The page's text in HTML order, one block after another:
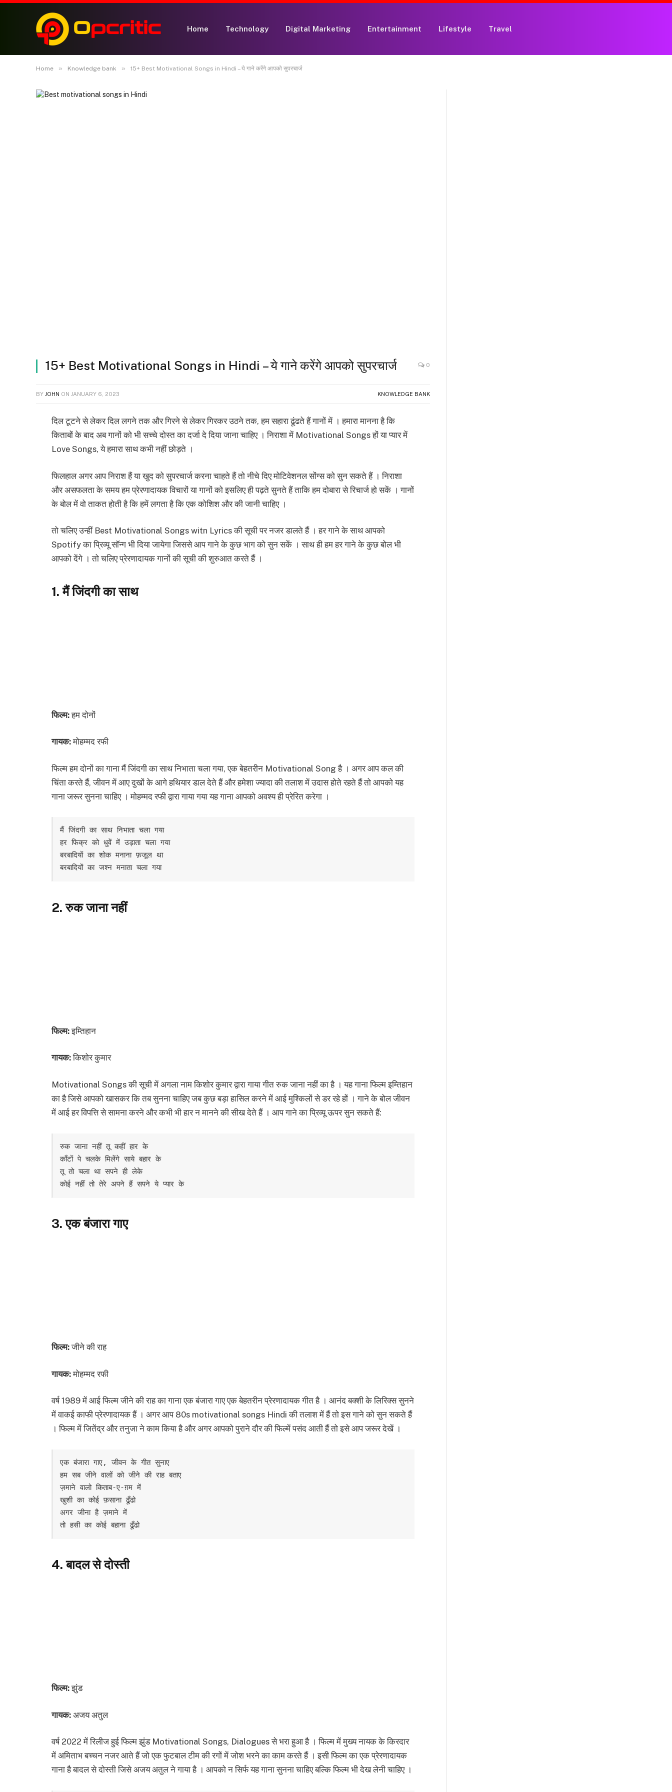
Home Technology Digital Marketing Entertainment Lifestyle Travel
Home » Knowledge bank » 15+ Best Motivational Songs in Hindi – ये गाने करेंगे आपको सुपरचार्ज
15+ Best Motivational Songs in Hindi – ये गाने करेंगे आपको सुपरचार्ज 0
BY JOHN ON JANUARY 6, 2023 KNOWLEDGE BANK
दिल टूटने से लेकर दिल लगने तक और गिरने से लेकर गिरकर उठने तक, हम सहारा ढूंढते हैं गानों में । हमारा मानना है कि
किताबों के बाद अब गानों को भी सच्चे दोस्त का दर्जा दे दिया जाना चाहिए । निराशा में Motivational Songs हों या प्यार में
Love Songs, ये हमारा साथ कभी नहीं छोड़ते ।
फिलहाल अगर आप निराश हैं या खुद को सुपरचार्ज करना चाहते हैं तो नीचे दिए मोटिवेशनल सोंग्स को सुन सकते हैं । निराशा
और असफलता के समय हम प्रेरणादायक विचारों या गानों को इसलिए ही पढ़ते सुनते हैं ताकि हम दोबारा से रिचार्ज हो सकें । गानों
के बोल में वो ताकत होती है कि हमें लगता है कि एक कोशिश और की जानी चाहिए ।
तो चलिए उन्हीं Best Motivational Songs witn Lyrics की सूची पर नजर डालते हैं । हर गाने के साथ आपको
Spotify का प्रिव्यू सॉन्ग भी दिया जायेगा जिससे आप गाने के कुछ भाग को सुन सकें । साथ ही हम हर गाने के कुछ बोल भी
आपको देंगे । तो चलिए प्रेरणादायक गानों की सूची की शुरुआत करते हैं ।
1. मैं जिंदगी का साथ
फिल्म:हम दोनों
गायक:मोहम्मद रफी
फिल्म हम दोनों का गाना मैं जिंदगी का साथ निभाता चला गया, एक बेहतरीन Motivational Song है । अगर आप कल की
चिंता करते हैं, जीवन में आए दुखों के आगे हथियार डाल देते हैं और हमेशा ज्यादा की तलाश में उदास होते रहते हैं तो आपको यह
गाना जरूर सुनना चाहिए । मोहम्मद रफी द्वारा गाया गया यह गाना आपको अवश्य ही प्रेरित करेगा ।
मैं जिंदगी का साथ निभाता चला गया
हर फिक्र को धुवें में उड़ाता चला गया
बरबादियों का शोक मनाना फ़जूल था
बरबादियों का जश्न मनाता चला गया
2. रुक जाना नहीं
फिल्म:इम्तिहान
गायक:किशोर कुमार
Motivational Songs की सूची में अगला नाम किशोर कुमार द्वारा गाया गीत रुक जाना नहीं का है । यह गाना फिल्म इम्तिहान
का है जिसे आपको खासकर कि तब सुनना चाहिए जब कुछ बड़ा हासिल करने में आई मुश्किलों से डर रहे हों । गाने के बोल जीवन
में आई हर विपत्ति से सामना करने और कभी भी हार न मानने की सीख देते हैं । आप गाने का प्रिव्यू ऊपर सुन सकते हैं:
रुक जाना नहीं तू कहीं हार के
काँटों पे चलके मिलेंगे साये बहार के
तू तो चला था सपने ही लेके
कोई नहीं तो तेरे अपने हैं सपने ये प्यार के
3. एक बंजारा गाए
फिल्म:जीने की राह
गायक:मोहम्मद रफी
वर्ष 1989 में आई फिल्म जीने की राह का गाना एक बंजारा गाए एक बेहतरीन प्रेरणादायक गीत है । आनंद बक्शी के लिरिक्स सुनने
में वाकई काफी प्रेरणादायक हैं । अगर आप 80s motivational songs Hindi की तलाश में हैं तो इस गाने को सुन सकते हैं
। फिल्म में जितेंद्र और तनुजा ने काम किया है और अगर आपको पुराने दौर की फिल्में पसंद आती हैं तो इसे आप जरूर देखें ।
एक बंजारा गाए, जीवन के गीत सुनाए
हम सब जीने वालों को जीने की राह बताए
ज़माने वालो किताब-ए-ग़म में
खुशी का कोई फ़साना ढूँढो
अगर जीना है ज़माने में
तो हसी का कोई बहाना ढूँढो
4. बादल से दोस्ती
फिल्म:झुंड
गायक: अजय अतुल
वर्ष 2022 में रिलीज हुई फिल्म झुंड Motivational Songs, Dialogues से भरा हुआ है । फिल्म में मुख्य नायक के किरदार
में अमिताभ बच्चन नजर आते हैं जो एक फुटबाल टीम की रगों में जोश भरने का काम करते हैं । इसी फिल्म का एक प्रेरणादायक
गाना है बादल से दोस्ती जिसे अजय अतुल ने गाया है । आपको न सिर्फ यह गाना सुनना चाहिए बल्कि फिल्म भी देख लेनी चाहिए ।